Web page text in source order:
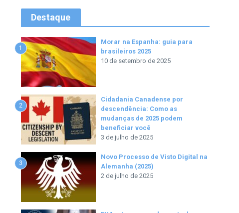
Destaque
1
Morar na Espanha: guia para
brasileiros 2025
10 de setembro de 2025
2
Cidadania Canadense por
descendência: Como as
mudanças de 2025 podem
beneficiar você
3 de julho de 2025
3
Novo Processo de Visto Digital na
Alemanha (2025)
2 de julho de 2025